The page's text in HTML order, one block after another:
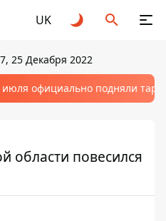
UK
25 Декабря 2022
официально подняли
области повесился